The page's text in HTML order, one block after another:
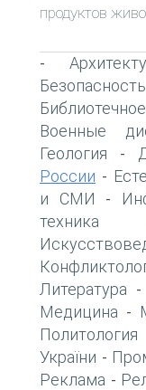
продуктов
-
Военные
Геология -
России -
и СМИ -
техника
Литература -
Медицина -
Политология
України -
Реклама -